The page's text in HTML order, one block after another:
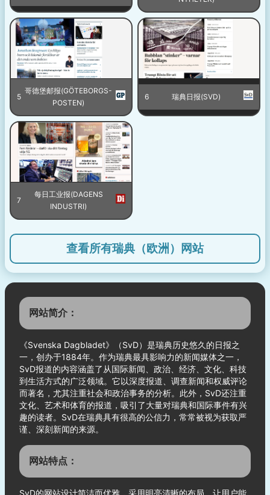
5
哥德堡邮报(GÖTEBORGS-
POSTEN)
6 瑞典日报(SVD)
7
每日工业报(DAGENS
INDUSTRI)
查看所有瑞典（欧洲）网站
网站简介：
《Svenska Dagbladet》（SvD）是瑞典历史悠久的日报之
一，创办于1884年。作为瑞典最具影响力的新闻媒体之一，
SvD报道的内容涵盖了从国际新闻、政治、经济、文化、科技
到生活方式的广泛领域。它以深度报道、调查新闻和权威评论
而著名，尤其注重社会和政治事务的分析。此外，SvD还注重
文化、艺术和体育的报道，吸引了大量对瑞典和国际事件有兴
趣的读者。SvD在瑞典具有很高的公信力，常常被视为获取严
谨、深刻新闻的来源。
网站特点：
SvD的网站设计简洁而优雅，采用明亮清晰的布局，让用户能